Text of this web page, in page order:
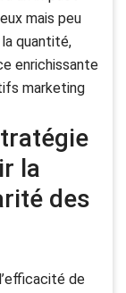
mais peu
quantité,
enrichissante
marketing
la
des
de